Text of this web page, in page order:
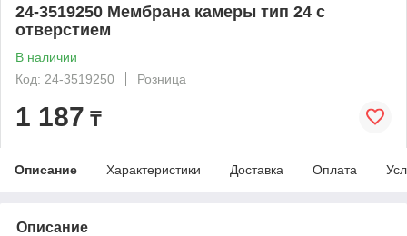
24-3519250 Мембрана камеры тип 24 с
отверстием
В наличии
Код: 24-3519250
Розница
1 187 ₸
Описание Характеристики Доставка Оплата
Описание